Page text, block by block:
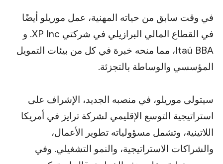
في وقت سابق من حياته المهنية، عمل موريلو أيضًا
في القطاع المالي البرازيلي في شركتي XP Inc. و
Itaú BBA، مما منحه خبرة في كل من بيئات التمويل
المؤسسي والوساطة بالتجزئة.
سيتولى موريلو، في منصبه الجديد، الإشراف على
استراتيجية التوسع الإقليمي لشركة ترايز في أمريكا
اللاتينية، وتشمل مسؤولياته تطوير الأعمال،
والشراكات الاستراتيجية، والنمو التشغيلي. وفي